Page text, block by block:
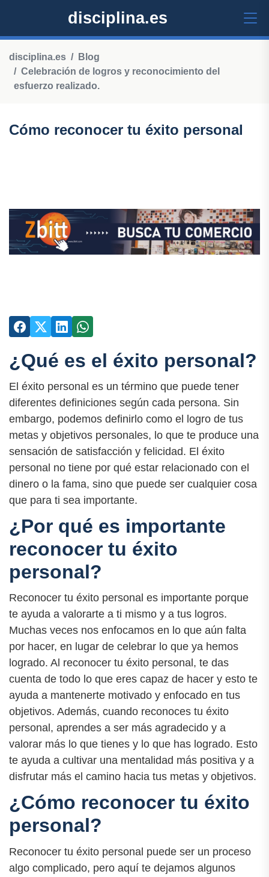
disciplina.es
disciplina.es
Blog
Celebración de logros y reconocimiento del
esfuerzo realizado.
Cómo reconocer tu éxito personal
¿Qué es el éxito personal?
El éxito personal es un término que puede tener
diferentes definiciones según cada persona. Sin
embargo, podemos definirlo como el logro de tus
metas y objetivos personales, lo que te produce una
sensación de satisfacción y felicidad. El éxito
personal no tiene por qué estar relacionado con el
dinero o la fama, sino que puede ser cualquier cosa
que para ti sea importante.
¿Por qué es importante
reconocer tu éxito
personal?
Reconocer tu éxito personal es importante porque
te ayuda a valorarte a ti mismo y a tus logros.
Muchas veces nos enfocamos en lo que aún falta
por hacer, en lugar de celebrar lo que ya hemos
logrado. Al reconocer tu éxito personal, te das
cuenta de todo lo que eres capaz de hacer y esto te
ayuda a mantenerte motivado y enfocado en tus
objetivos. Además, cuando reconoces tu éxito
personal, aprendes a ser más agradecido y a
valorar más lo que tienes y lo que has logrado. Esto
te ayuda a cultivar una mentalidad más positiva y a
disfrutar más el camino hacia tus metas y objetivos.
¿Cómo reconocer tu éxito
personal?
Reconocer tu éxito personal puede ser un proceso
algo complicado, pero aquí te dejamos algunos